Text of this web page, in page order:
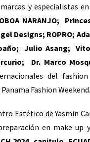
y especialistas
NARANJO;
Designs; ROPRO;
Julio Asang;
Dr. Marco
del
Fashion Weekend.
Estético de Yasmin
en make